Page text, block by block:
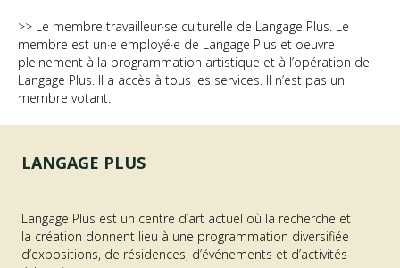
>> Le membre travailleur·se culturelle de Langage Plus. Le
membre est un·e employé·e de Langage Plus et oeuvre
pleinement à la programmation artistique et à l’opération de
Langage Plus. Il a accès à tous les services. Il n’est pas un
membre votant.
LANGAGE PLUS
Langage Plus est un centre d’art actuel où la recherche et
la création donnent lieu à une programmation diversifiée
d’expositions, de résidences, d’événements et d’activités